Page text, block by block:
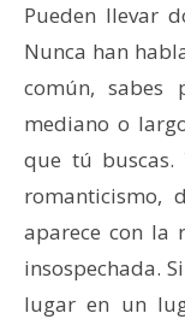
Pueden llevar
Nunca han
común,
mediano o
que tú
romanticismo,
aparece con la
insospechada.
lugar en un